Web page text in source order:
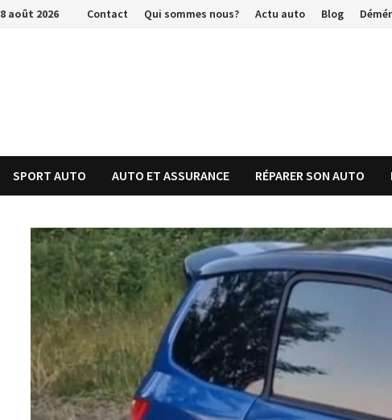
Passer
8 août 2026 Contact Qui sommes nous? Actu auto Blog
SPORT AUTO AUTO ET ASSURANCE RÉPARER SON AUTO